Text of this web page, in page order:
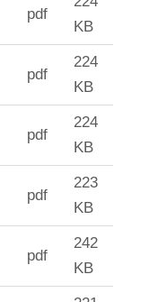
pdf
KB
pdf
224
KB
pdf
224
KB
pdf
223
KB
pdf
242
KB